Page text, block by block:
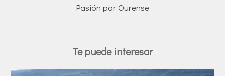
Pasión por Ourense
Te puede interesar